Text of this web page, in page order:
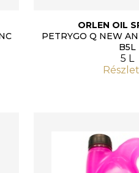
ORLEN OIL
PETRYGO Q NEW
B5L
5 L